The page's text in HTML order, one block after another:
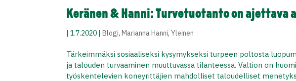
Keränen & Hanni: Turvetuotanto on
|1.7.2020 |Blogi,Marianna Hanni,Yleinen
Tärkeimmäksi sosiaaliseksi kysymykseksi turpeen poltosta
ja talouden turvaaminen muuttuvassa tilanteessa. Valtion on
työskentelevien koneyrittäjien mahdolliset taloudelliset